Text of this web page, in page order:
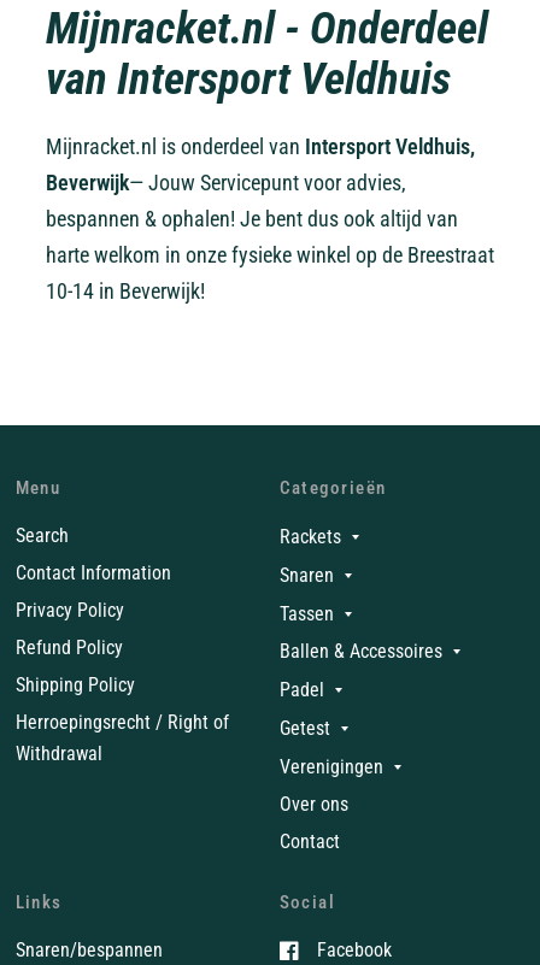
Mijnracket.nl - Onderdeel
van Intersport Veldhuis
Mijnracket.nl is onderdeel van Intersport Veldhuis,
Beverwijk— Jouw Servicepunt voor advies,
bespannen & ophalen! Je bent dus ook altijd van
harte welkom in onze fysieke winkel op de Breestraat
10-14 in Beverwijk!
Menu
Search
Contact Information
Privacy Policy
Refund Policy
Shipping Policy
Herroepingsrecht / Right of
Withdrawal
Categorieën
Rackets
Snaren
Tassen
Ballen & Accessoires
Padel
Getest
Verenigingen
Over ons
Contact
Links
Snaren/bespannen
Social
Facebook